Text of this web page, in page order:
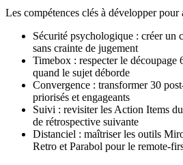
Les compétences clés à développer pour
Sécurité psychologique : créer un
sans crainte de jugement
Timebox : respecter le découpage
quand le sujet déborde
Convergence : transformer 30
priorisés et engageants
Suivi : revisiter les Action Items
de rétrospective suivante
Distanciel : maîtriser les outils
Retro et Parabol pour le remote-